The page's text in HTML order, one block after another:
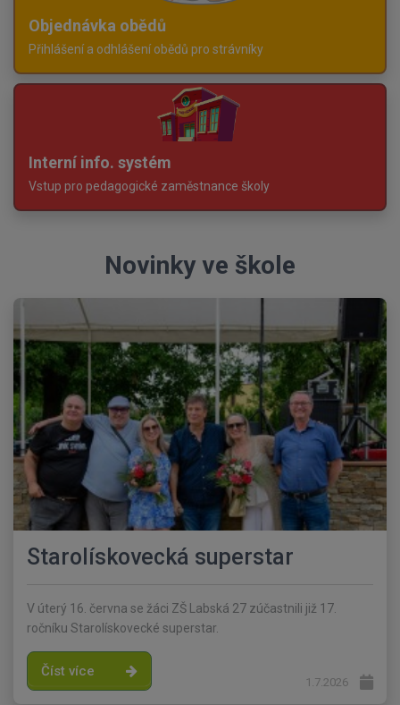
Objednávka obědů
Přihlášení a odhlášení obědů pro strávníky
Interní info. systém
Vstup pro pedagogické zaměstnance školy
Novinky ve škole
Starolískovecká superstar
V úterý 16. června se žáci ZŠ Labská 27 zúčastnili již 17.
ročníku Starolískovecké superstar.
Číst více
1.7.2026